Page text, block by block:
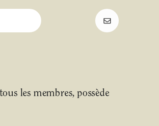
les membres, possède